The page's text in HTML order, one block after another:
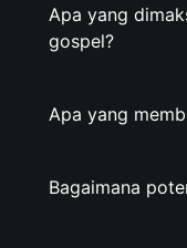
Apa yang
gospel?
Apa yang
Bagaimana